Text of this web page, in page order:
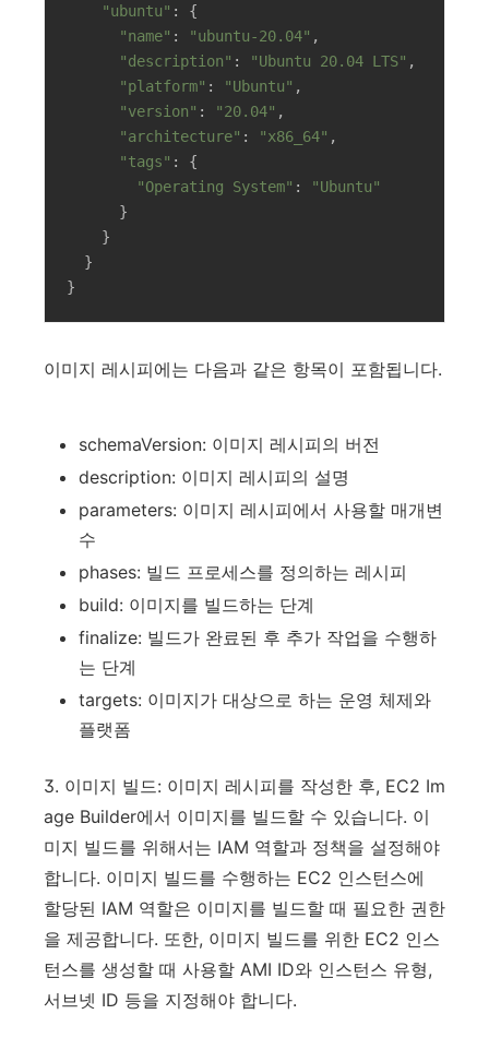
"ubuntu" : {
"name" : "ubuntu-20.04" ,
"description" : "Ubuntu 20.04 LTS" ,
"platform" : "Ubuntu" ,
"version" : "20.04" ,
"architecture" : "x86_64" ,
"tags" : {
"Operating System" :
"Ubuntu"
}
이미지 레시피에는 다음과 같은 항목이 포함됩니다.
schemaVersion: 이미지 레시피의 버전
description: 이미지 레시피의 설명
parameters: 이미지 레시피에서 사용할 매개변
수
phases: 빌드 프로세스를 정의하는 레시피
build: 이미지를 빌드하는 단계
finalize: 빌드가 완료된 후 추가 작업을 수행하
는 단계
targets: 이미지가 대상으로 하는 운영 체제와
플랫폼
3. 이미지 빌드: 이미지 레시피를 작성한 후, EC2 Im
age Builder에서 이미지를 빌드할 수 있습니다. 이
미지 빌드를 위해서는 IAM 역할과 정책을 설정해야
합니다. 이미지 빌드를 수행하는 EC2 인스턴스에
할당된 IAM 역할은 이미지를 빌드할 때 필요한 권한
을 제공합니다. 또한, 이미지 빌드를 위한 EC2 인스
턴스를 생성할 때 사용할 AMI ID와 인스턴스 유형,
서브넷 ID 등을 지정해야 합니다.